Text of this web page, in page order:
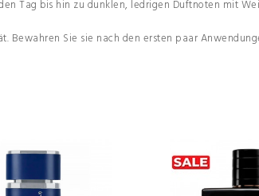
Tag bis hin zu dunklen, ledrigen Duftnoten mit
Bewahren Sie sie nach den ersten paar